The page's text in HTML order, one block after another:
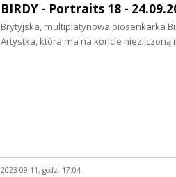
BIRDY - Portraits 18 -
Brytyjska, multiplatynowa piosenkarka
Artystka, która ma na koncie niezliczoną
2023-09-11, godz. 17:04